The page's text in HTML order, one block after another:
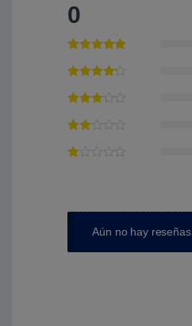
0
Aún no hay reseñas.